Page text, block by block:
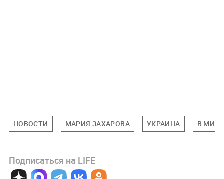
НОВОСТИ МАРИЯ ЗАХАРОВА УКРАИНА В МИРЕ
Подписаться на LIFE